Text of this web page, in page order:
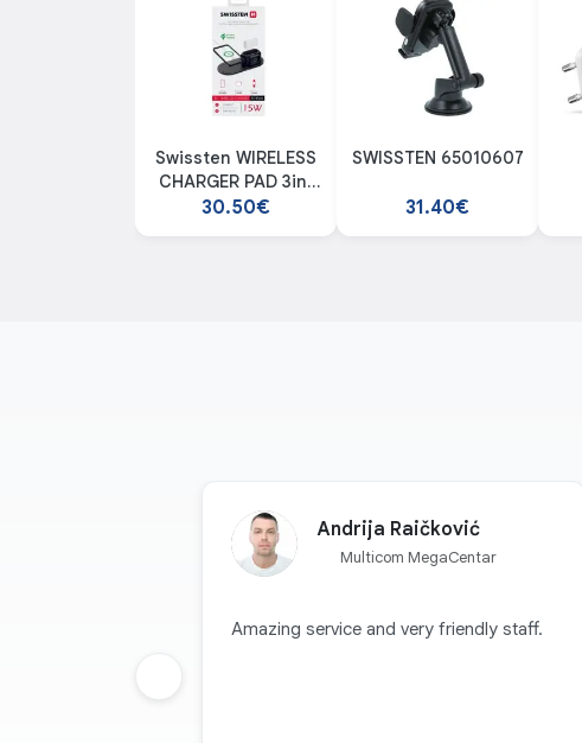
Swissten WIRELESS
CHARGER PAD 3in1
BLACK
30.50€
SWISSTEN 65010607
31.40€
Andrija Raičković
Multicom MegaCentar
Amazing service and very friendly staff.